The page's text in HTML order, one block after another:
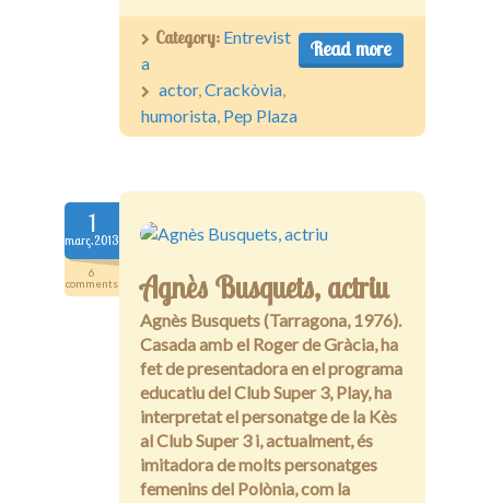
Read more
Category: Entrevist
a
actor,Crackòvia,
humorista, Pep Plaza
1
març.2013
6
comments
Agnès Busquets, actriu
Agnès Busquets (Tarragona, 1976).
Casada amb el Roger de Gràcia, ha
fet de presentadora en el programa
educatiu del Club Super 3, Play, ha
interpretat el personatge de la Kès
al Club Super 3 i, actualment, és
imitadora de molts personatges
femenins del Polònia, com la